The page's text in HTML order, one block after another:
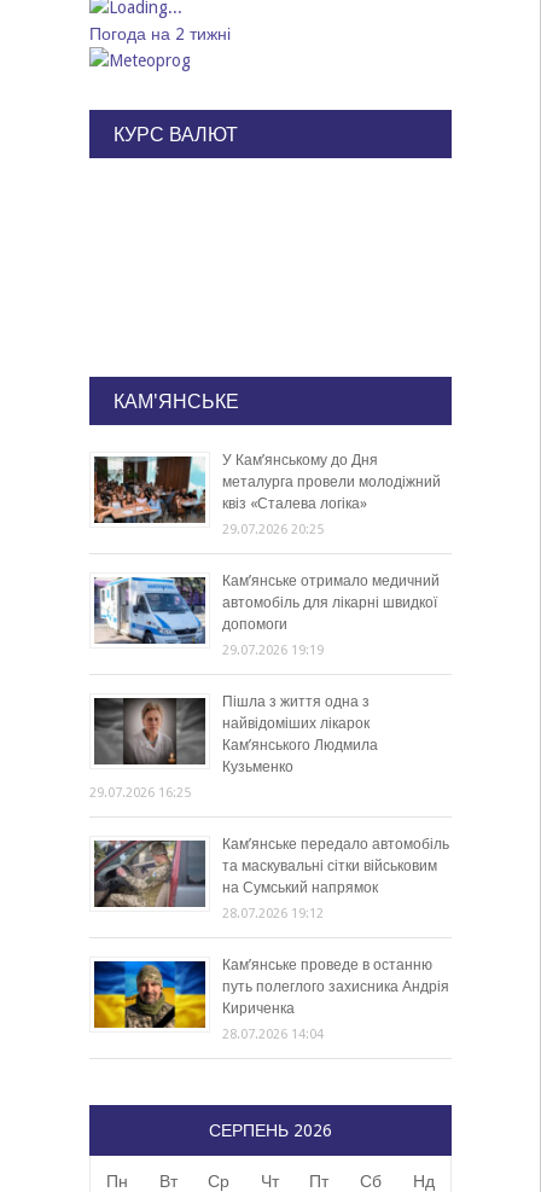
Погода на 2 тижні
КУРС ВАЛЮТ
КАМ'ЯНСЬКЕ
У Кам’янському до Дня
металурга провели молодіжний
квіз «Сталева логіка»
29.07.2026 20:25
Кам’янське отримало медичний
автомобіль для лікарні швидкої
допомоги
29.07.2026 19:19
Пішла з життя одна з
найвідоміших лікарок
Кам’янського Людмила
Кузьменко
29.07.2026 16:25
Кам’янське передало автомобіль
та маскувальні сітки військовим
на Сумський напрямок
28.07.2026 19:12
Кам’янське проведе в останню
путь полеглого захисника Андрія
Кириченка
28.07.2026 14:04
СЕРПЕНЬ 2026
Пн Вт Ср Чт Пт Сб Нд